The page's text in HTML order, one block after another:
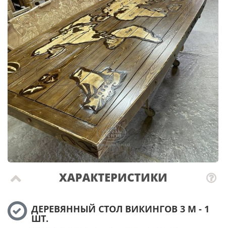
ХАРАКТЕРИСТИКИ
ДЕРЕВЯННЫЙ СТОЛ ВИКИНГОВ 3 М - 1
ШТ.